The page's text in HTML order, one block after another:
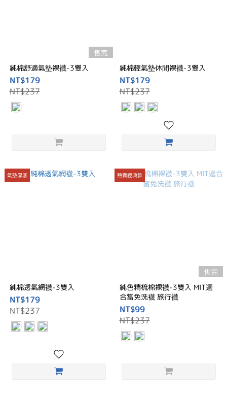
售完
純棉舒適氣墊裸襪-3雙入
NT$179
NT$237
純棉輕氣墊休閒裸襪-3雙入
NT$179
NT$237
氣墊厚底
純棉透氣網襪-3雙入
NT$179
NT$237
熱賣經典款
售完
純色精梳棉裸襪-3雙入 MIT適
合當免洗襪 旅行襪
NT$99
NT$237